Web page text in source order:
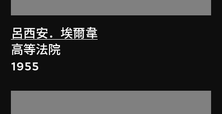
呂西安．埃爾韋
高等法院
1955